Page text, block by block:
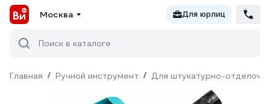
Москва Для юрлиц
Поиск в каталоге
Главная / Ручной инструмент / Для штукатурно-